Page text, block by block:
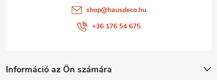
Információ az Ön számára
shop@hausdeco.hu
+36 176 54 675